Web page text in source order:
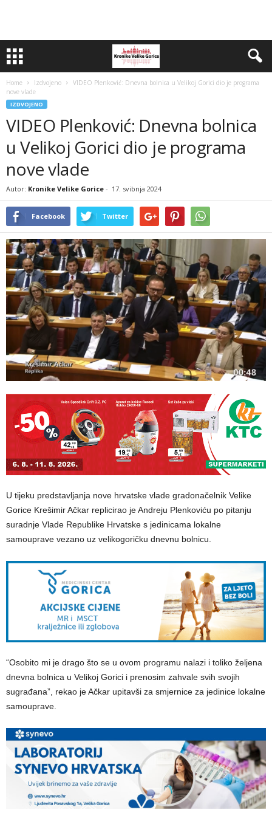
Home Izdvojeno
VIDEO Plenković: Dnevna bolnica u Velikoj Gorici dio je programa
nove vlade
IZDVOJENO
VIDEO Plenković: Dnevna bolnica
u Velikoj Gorici dio je programa
nove vlade
Autor: Kronike Velike Gorice - 17. svibnja 2024
Facebook Twitter
U tijeku predstavljanja nove hrvatske vlade gradonačelnik Velike
Gorice Krešimir Ačkar replicirao je Andreju Plenkoviću po pitanju
suradnje Vlade Republike Hrvatske s jedinicama lokalne
samouprave vezano uz velikogoričku dnevnu bolnicu.
“Osobito mi je drago što se u ovom programu nalazi i toliko željena
dnevna bolnica u Velikoj Gorici i prenosim zahvale svih svojih
sugrađana”, rekao je Ačkar upitavši za smjernice za jedinice lokalne
samouprave.